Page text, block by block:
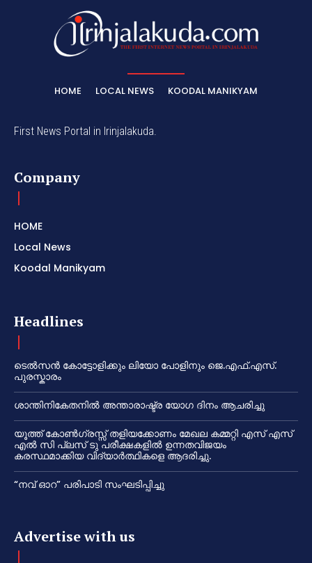
HOME LOCAL NEWS KOODAL MANIKYAM
First News Portal in Irinjalakuda.
Company
HOME
Local News
Koodal Manikyam
Headlines
ടെൽസൻ കോട്ടോളിക്കും ലിയോ പോളിനും ജെ.എഫ്.എസ്.
പുരസ്കാരം
ശാന്തിനികേതനിൽ അന്താരാഷ്ട്ര യോഗ ദിനം ആചരിച്ചു
യൂത്ത് കോൺഗ്രസ്സ് തളിയക്കോണം മേഖല കമ്മറ്റി എസ് എസ്
എൽ സി പ്ലസ് ടു പരീക്ഷകളിൽ ഉന്നതവിജയം
കരസ്ഥമാക്കിയ വിദ്യാർത്ഥികളെ ആദരിച്ചു.
“നവ് ഓറ” പരിപാടി സംഘടിപ്പിച്ചു
Advertise with us